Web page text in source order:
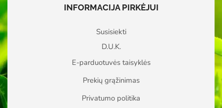
INFORMACIJA PIRKĖJUI
Susisiekti
D.U.K.
E-parduotuvės taisyklės
Prekių grąžinimas
Privatumo politika